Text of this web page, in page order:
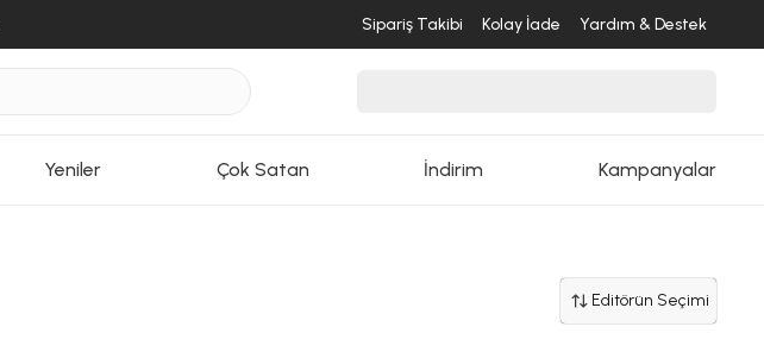
Sipariş Takibi Kolay İade Yardım & Destek
Yeniler Çok Satan İndirim Kampanyalar
Editörün Seçimi